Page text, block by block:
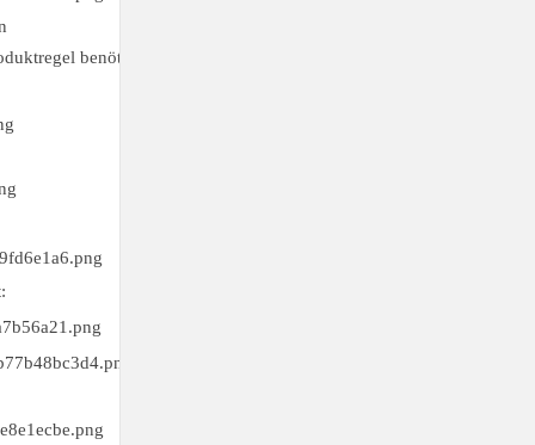
benötigen. Also: